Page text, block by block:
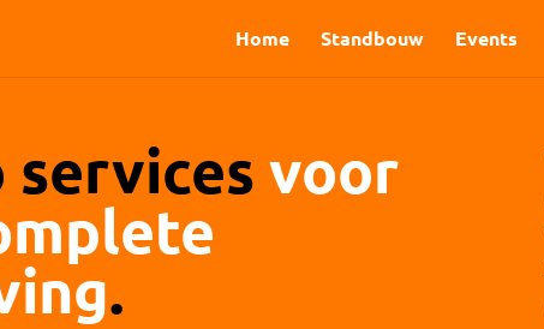
Home Standbouw Events
services voor
.